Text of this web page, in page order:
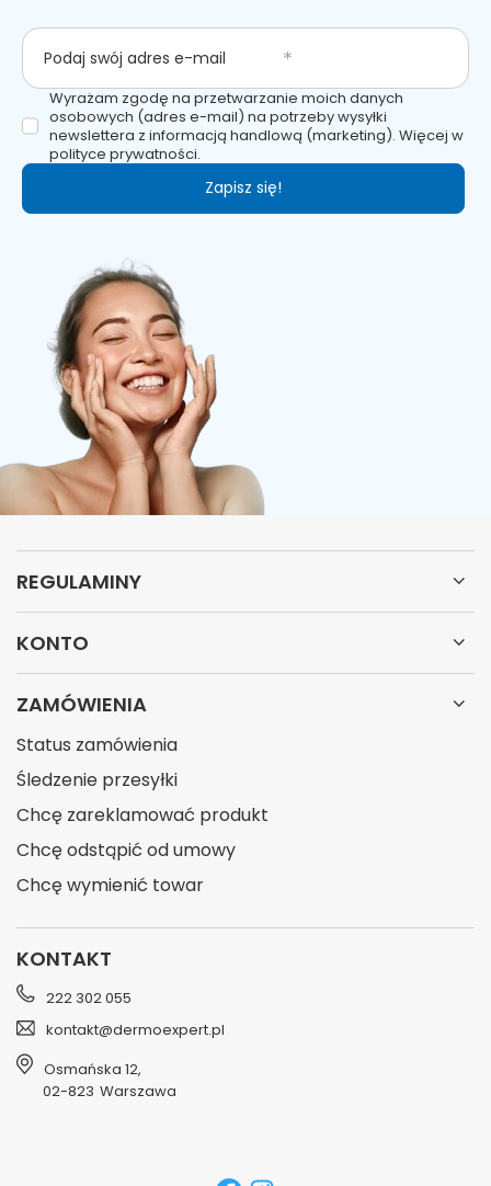
Podaj swój adres e-mail
Wyrażam zgodę na przetwarzanie moich danych
osobowych (adres e-mail) na potrzeby wysyłki
newslettera z informacją handlową (marketing). Więcej w
polityce prywatności.
Zapisz się!
REGULAMINY
KONTO
ZAMÓWIENIA
Status zamówienia
Śledzenie przesyłki
Chcę zareklamować produkt
Chcę odstąpić od umowy
Chcę wymienić towar
KONTAKT
222 302 055
kontakt@dermoexpert.pl
Osmańska 12,
02-823 Warszawa